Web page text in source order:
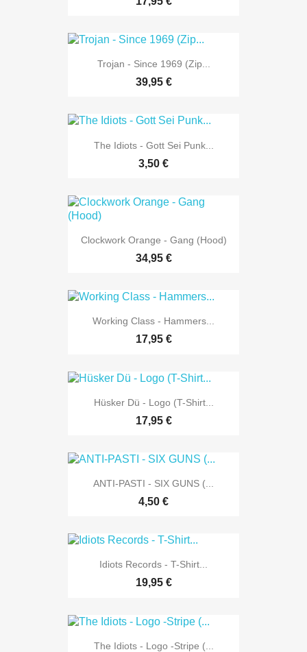
Trojan - Since 1969 (Zip...
39,95 €
The Idiots - Gott Sei Punk...
3,50 €
Clockwork Orange - Gang (Hood)
34,95 €
Working Class - Hammers...
17,95 €
Hüsker Dü - Logo (T-Shirt...
17,95 €
ANTI-PASTI - SIX GUNS (...
4,50 €
Idiots Records - T-Shirt...
19,95 €
The Idiots - Logo -Stripe (...